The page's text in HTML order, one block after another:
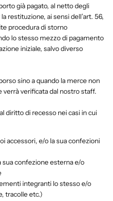
già pagato, al netto degli
restituzione, ai sensi dell’art. 56,
procedura di storno
lo stesso mezzo di pagamento
iniziale, salvo diverso
sino a quando la merce non
verificata dal nostro staff.
diritto di recesso nei casi in cui
accessori, e/o la sua confezioni
confezione esterna e/o
integranti lo stesso e/o
tracolle etc.)